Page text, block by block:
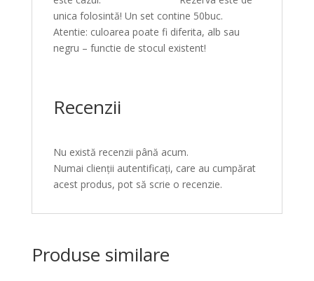
unica folosintă! Un set contine 50buc.
Atentie: culoarea poate fi diferita, alb sau
negru – functie de stocul existent!
Recenzii
Nu există recenzii până acum.
Numai clienții autentificați, care au cumpărat
acest produs, pot să scrie o recenzie.
Produse similare